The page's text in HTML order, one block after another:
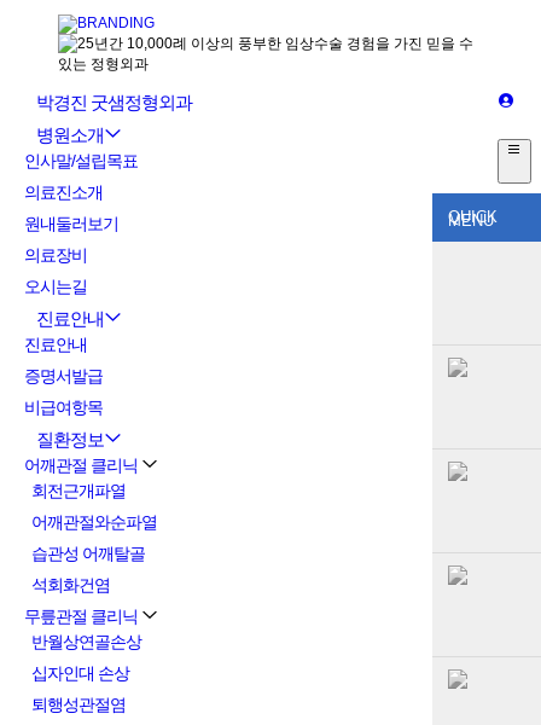
QUICK
MENU
박경진 굿샘정형외과
병원소개
인사말/설립목표
의료진소개
원내둘러보기
의료장비
오시는길
진료안내
진료안내
증명서발급
비급여항목
질환정보
어깨관절 클리닉
회전근개파열
어깨관절와순파열
습관성 어깨탈골
석회화건염
무릎관절 클리닉
반월상연골손상
십자인대 손상
퇴행성관절염